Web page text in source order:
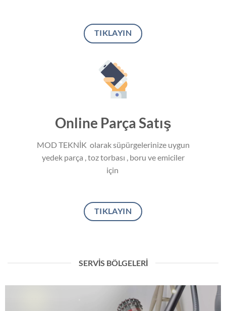
TIKLAYIN
Online Parça Satış
MOD TEKNİK olarak süpürgelerinize uygun
yedek parça , toz torbası , boru ve emiciler
için
TIKLAYIN
SERVIS BÖLGELERİ